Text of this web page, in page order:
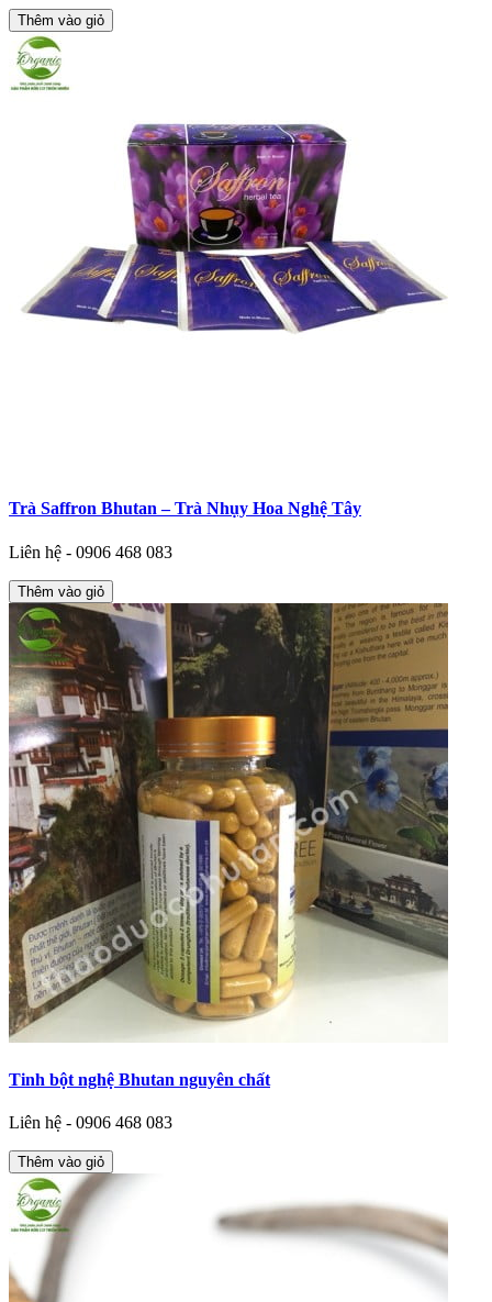
Thêm vào giỏ
Trà Saffron Bhutan – Trà Nhụy Hoa Nghệ Tây
Liên hệ - 0906 468 083
Thêm vào giỏ
Tinh bột nghệ Bhutan nguyên chất
Liên hệ - 0906 468 083
Thêm vào giỏ